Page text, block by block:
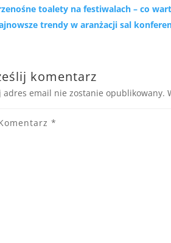
toalety na festiwalach – co
trendy w aranżacji sal
komentarz
adres email nie zostanie opublikowany.